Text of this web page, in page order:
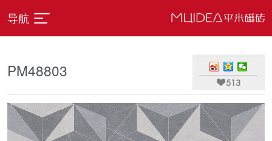
导航
PM48803
513